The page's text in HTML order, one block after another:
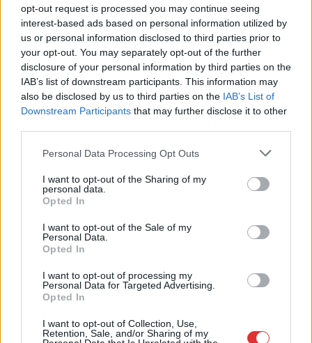
opt-out request is processed you may continue seeing
interest-based ads based on personal information utilized by
us or personal information disclosed to third parties prior to
your opt-out. You may separately opt-out of the further
disclosure of your personal information by third parties on the
IAB’s list of downstream participants. This information may
also be disclosed by us to third parties on the IAB’s List of
Downstream Participants that may further disclose it to other
Please note that this website/app uses one or more Google
not limited to your visit or usage behaviour. You may click to
grant or deny consent to Google and its third-party tags to
use your data for below specified purposes in below Google
consent section.
Personal Data Processing Opt Outs
I want to opt-out of the Sharing of my
personal data.
Opted In
I want to opt-out of the Sale of my
Personal Data.
Opted In
I want to opt-out of processing my
Personal Data for Targeted Advertising.
Opted In
I want to opt-out of Collection, Use,
Retention, Sale, and/or Sharing of my
Hírlevél feliratkozás
Adja meg keresztnevét:
Adja
meg e-mail címét:
Megismertem és elfogadom a
ot
Nem szeretne lemaradni semmiről? Csak egy kattintás, és hírlevelünk a
postaládájába érkezik!
A SZOL24 legfrissebb 24 cikke